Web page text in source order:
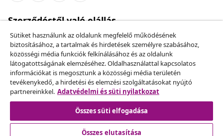
Szerződéstől való elállás
Küldj be egy rendelés lemondására vonatkozó
kérelmet.
Szerződéstől való elállás
Ügyfélszolgálat
Sütiket használunk az oldalunk megfelelő működésének
biztosításához, a tartalmak és hirdetések személyre szabásához,
közösségi média funkciók felkínálásához és az oldalunk
látogatottságának elemzéséhez. Oldalhasználattal kapcsolatos
információkat is megosztunk a közösségi média területén
tevékenykedő, a hirdetési és elemzési szolgáltatásokat nyújtó
partnereinkkel. Adatvédelmi és süti nyilatkozat
Összes süti elfogadása
Összes elutasítása